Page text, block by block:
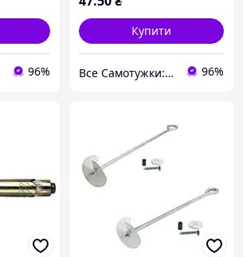
96%
Купити
Все Самотужки: магазин елементів кріплення, товарів для саду та дому 96%